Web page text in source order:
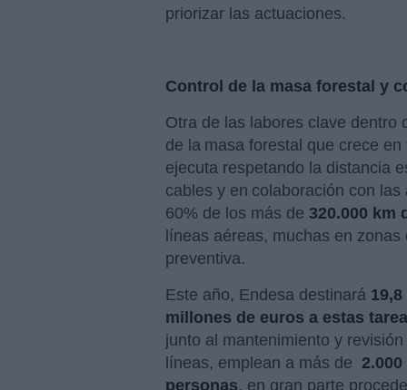
priorizar las actuaciones.
Control de la masa forestal y
Otra de las labores clave dentro
de la masa forestal que crece
ejecuta respetando la distancia
cables y en colaboración con
60% de los más de 320.000 km
líneas aéreas, muchas en
preventiva.
Este año, Endesa destinará 19,8
millones de euros a estas
junto al mantenimiento y revisión
líneas, emplean a más de 2.000
personas, en gran parte